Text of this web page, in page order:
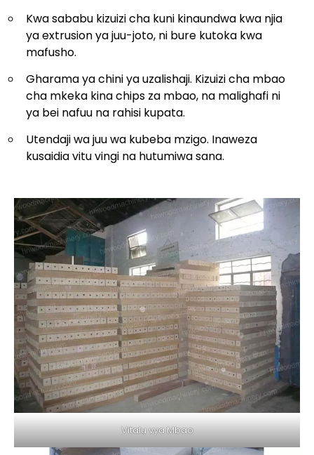
Kwa sababu kizuizi cha kuni kinaundwa kwa njia
ya extrusion ya juu-joto, ni bure kutoka kwa
mafusho.
Gharama ya chini ya uzalishaji. Kizuizi cha mbao
cha mkeka kina chips za mbao, na malighafi ni
ya bei nafuu na rahisi kupata.
Utendaji wa juu wa kubeba mzigo. Inaweza
kusaidia vitu vingi na hutumiwa sana.
Vitalu vya Mbao